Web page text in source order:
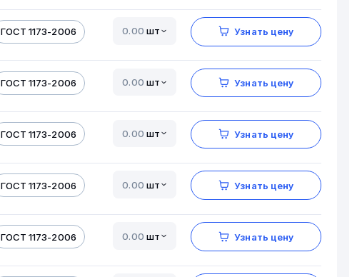
ГОСТ 1173-2006 шт Узнать цену
ГОСТ 1173-2006 шт Узнать цену
ГОСТ 1173-2006 шт Узнать цену
ГОСТ 1173-2006 шт Узнать цену
ГОСТ 1173-2006 шт Узнать цену